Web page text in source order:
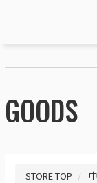
GOODS
STORE TOP